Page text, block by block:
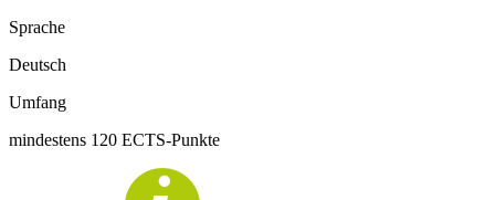
Sprache
Deutsch
Umfang
mindestens 120 ECTS-Punkte